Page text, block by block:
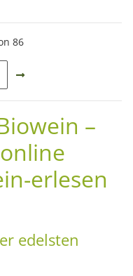
86
–
erlesen
edelsten